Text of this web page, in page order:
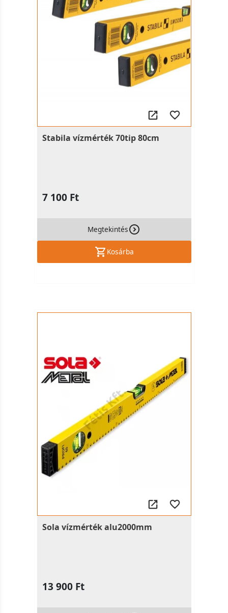
Stabila vízmérték 70tip 80cm
7 100 Ft
Megtekintés
Kosárba
Sola vízmérték alu2000mm
13 900 Ft